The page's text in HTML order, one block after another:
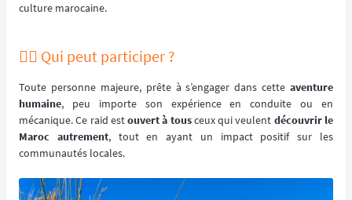
culture marocaine.
🙋‍♀️ Qui peut participer ?
Toute personne majeure, prête à s’engager dans cette aventure
humaine, peu importe son expérience en conduite ou en
mécanique. Ce raid estouvert à tousceux qui veulent découvrir le
Maroc autrement, tout en ayant un impact positif sur les
communautés locales.